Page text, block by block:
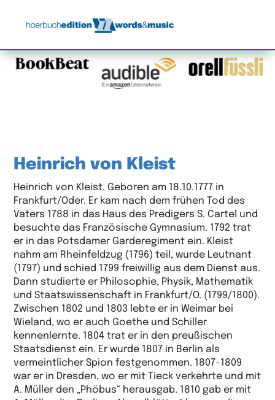
Heinrich von Kleist
Heinrich von Kleist. Geboren am 18.10.1777 in
Frankfurt/Oder. Er kam nach dem frühen Tod des
Vaters 1788 in das Haus des Predigers S. Cartel und
besuchte das Französische Gymnasium. 1792 trat
er in das Potsdamer Garderegiment ein. Kleist
nahm am Rheinfeldzug (1796) teil, wurde Leutnant
(1797) und schied 1799 freiwillig aus dem Dienst aus.
Dann studierte er Philosophie, Physik, Mathematik
und Staatswissenschaft in Frankfurt/O. (1799/1800).
Zwischen 1802 und 1803 lebte er in Weimar bei
Wieland, wo er auch Goethe und Schiller
kennenlernte. 1804 trat er in den preußischen
Staatsdienst ein. Er wurde 1807 in Berlin als
vermeintlicher Spion festgenommen. 1807-1809
war er in Dresden, wo er mit Tieck verkehrte und mit
A. Müller den „Phöbus“ herausgab. 1810 gab er mit